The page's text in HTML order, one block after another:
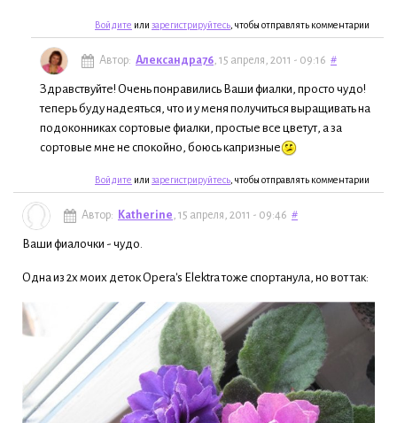
Войдите или зарегистрируйтесь , чтобы отправлять комментарии
Автор: Александра76, 15 апреля, 2011 - 09:16 #
Здравствуйте! Очень понравились Ваши фиалки, просто чудо!
теперь буду надеяться, что и у меня получиться выращивать на
подоконниках сортовые фиалки, простые все цветут, а за
сортовые мне не спокойно, боюсь капризные
Войдите или зарегистрируйтесь , чтобы отправлять комментарии
Автор: Katherine, 15 апреля, 2011 - 09:46 #
Ваши фиалочки - чудо.
Одна из 2х моих деток Opera's Elektra тоже спортанула, но вот так: